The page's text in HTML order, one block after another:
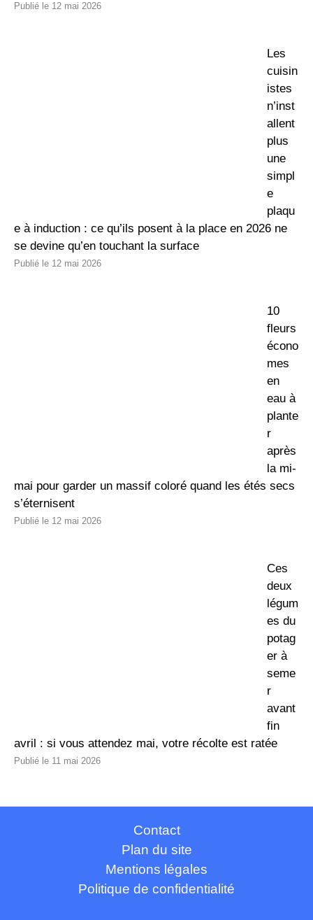
12 mai 2026
Les
cuisin
istes
n’inst
allent
plus
une
simpl
e
plaqu
e à induction : ce qu’ils posent à la place en 2026 ne
se devine qu’en touchant la surface
12 mai 2026
10
fleurs
écono
mes
en
eau à
plante
r
après
la mi-
mai pour garder un massif coloré quand les étés secs
s’éternisent
12 mai 2026
Ces
deux
légum
es du
potag
er à
seme
r
avant
fin
avril : si vous attendez mai, votre récolte est ratée
11 mai 2026
Contact
Plan du site
Mentions légales
Politique de confidentialité